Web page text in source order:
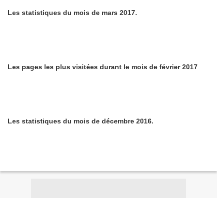
Les statistiques du mois de mars 2017.
Les pages les plus visitées durant le mois de février 2017
Les statistiques du mois de décembre 2016.